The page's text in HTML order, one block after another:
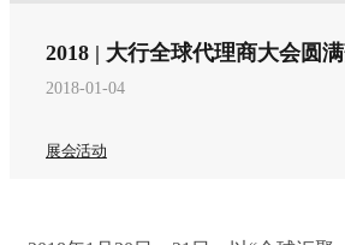
2018 | 大行全球代理商大会圆
2018-01-04
展会活动